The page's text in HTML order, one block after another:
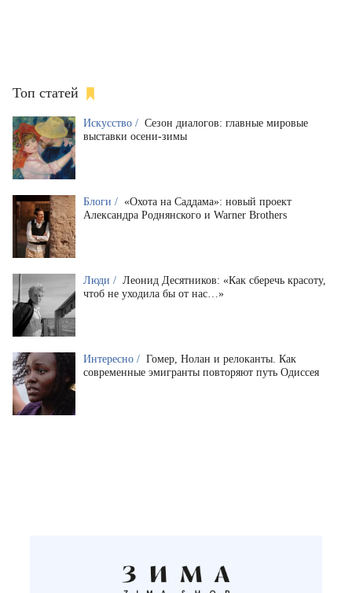
Топ статей
Искусство / Сезон диалогов: главные мировые
выставки осени-зимы
Блоги / «Охота на Саддама»: новый проект
Александра Роднянского и Warner Brothers
Люди / Леонид Десятников: «Как сберечь красоту,
чтоб не уходила бы от нас…»
Интересно / Гомер, Нолан и релоканты. Как
современные эмигранты повторяют путь Одиссея